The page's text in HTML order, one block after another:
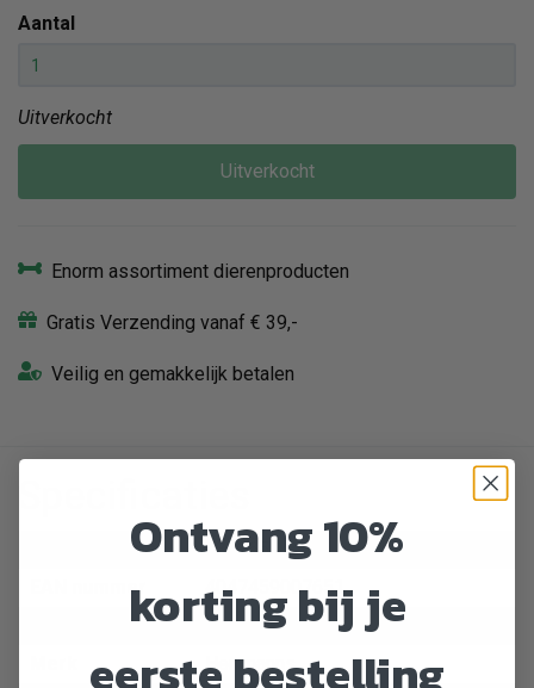
Aantal
Uitverkocht
Uitverkocht
Enorm assortiment dierenproducten
Gratis Verzending vanaf € 39,-
Veilig en gemakkelijk betalen
Artikelnummer
531365
EAN nummer
4047459007651
Kat
Herrmanns
Ontvang 10%
korting bij je
eerste bestelling